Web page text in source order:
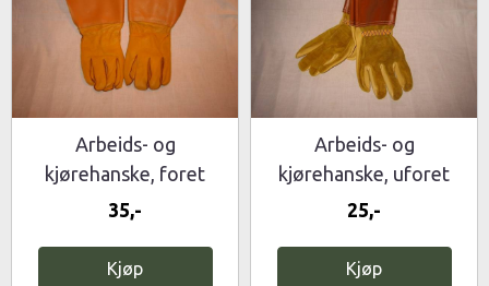
Arbeids- og
kjørehanske, foret
35,-
Kjøp
Arbeids- og
kjørehanske, uforet
25,-
Kjøp